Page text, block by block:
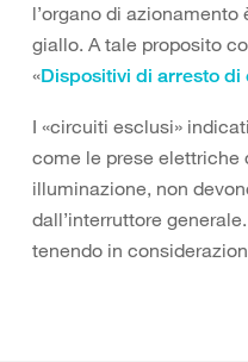
l’organo di
giallo. A tale proposito
«Dispositivi di arresto di
I «circuiti esclusi»
come le prese elettriche
illuminazione, non
dall’interruttore
tenendo in